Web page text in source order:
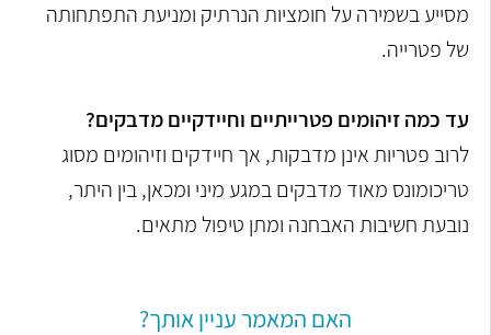
מסייע בשמירה על חומציות הנרתיק ומניעת התפתחותה
של פטרייה.
עד כמה זיהומים פטרייתיים וחיידקיים מדבקים?
לרוב פטריות אינן מדבקות, אך חיידקים וזיהומים מסוג
טריכומונס מאוד מדבקים במגע מיני ומכאן, בין היתר,
נובעת חשיבות האבחנה ומתן טיפול מתאים.
האם המאמר עניין אותך?